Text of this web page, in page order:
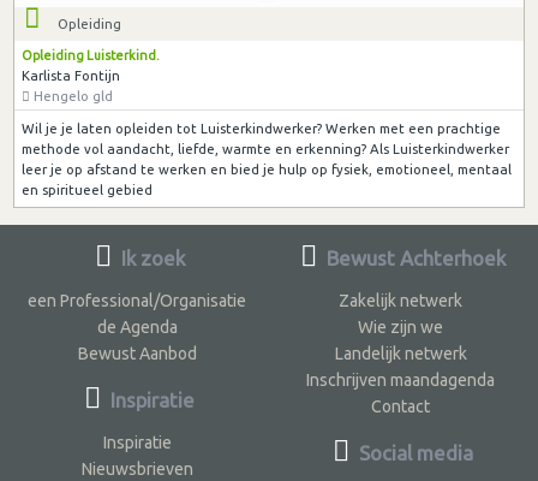
Opleiding
Opleiding Luisterkind.
Karlista Fontijn
Hengelo gld
Wil je je laten opleiden tot Luisterkindwerker? Werken met een prachtige
methode vol aandacht, liefde, warmte en erkenning? Als Luisterkindwerker
leer je op afstand te werken en bied je hulp op fysiek, emotioneel, mentaal
en spiritueel gebied
Ik zoek
een Professional/Organisatie
de Agenda
Bewust Aanbod
Inspiratie
Inspiratie
Nieuwsbrieven
Bewust Achterhoek
Zakelijk netwerk
Wie zijn we
Landelijk netwerk
Inschrijven maandagenda
Contact
Social media